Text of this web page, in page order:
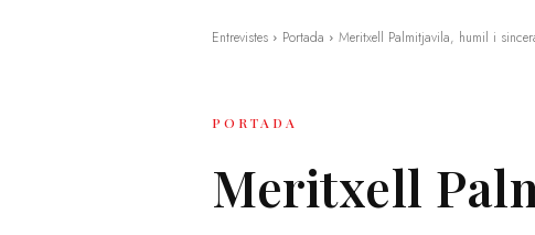
Entrevistes Portada Meritxell Palmitjavila, humil i
PORTADA
Meritxell